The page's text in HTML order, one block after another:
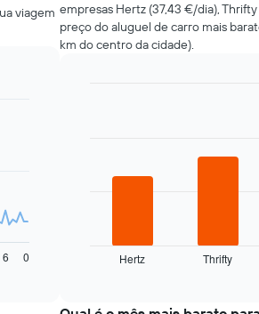
viagem
0
6
empresas Hertz (37,43 €/dia),
preço do aluguel de carro mais
km do centro da cidade).
apresenta
Hertz Thrifty